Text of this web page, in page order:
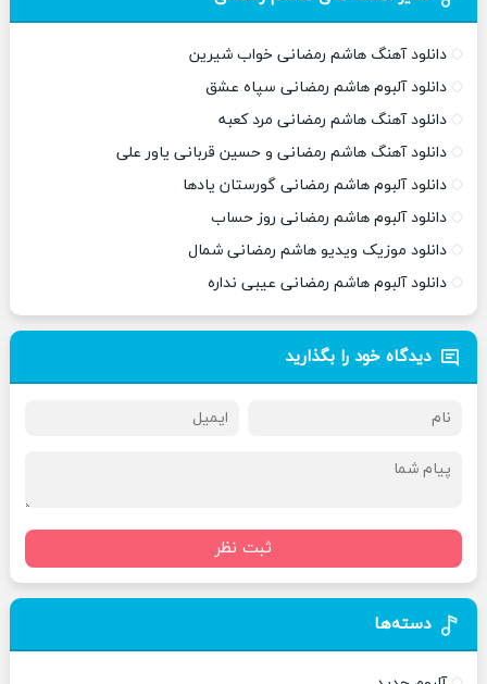
دانلود آهنگ هاشم رمضانی خواب شیرین
دانلود آلبوم هاشم رمضانی سپاه عشق
دانلود آهنگ هاشم رمضانی مرد کعبه
دانلود آهنگ هاشم رمضانی و حسین قربانی یاور علی
دانلود آلبوم هاشم رمضانی گورستان یادها
دانلود آلبوم هاشم رمضانی روز حساب
دانلود موزیک ویدیو هاشم رمضانی شمال
دانلود آلبوم هاشم رمضانی عیبی نداره
دیدگاه خود را بگذارید
ثبت نظر
دسته‌ها